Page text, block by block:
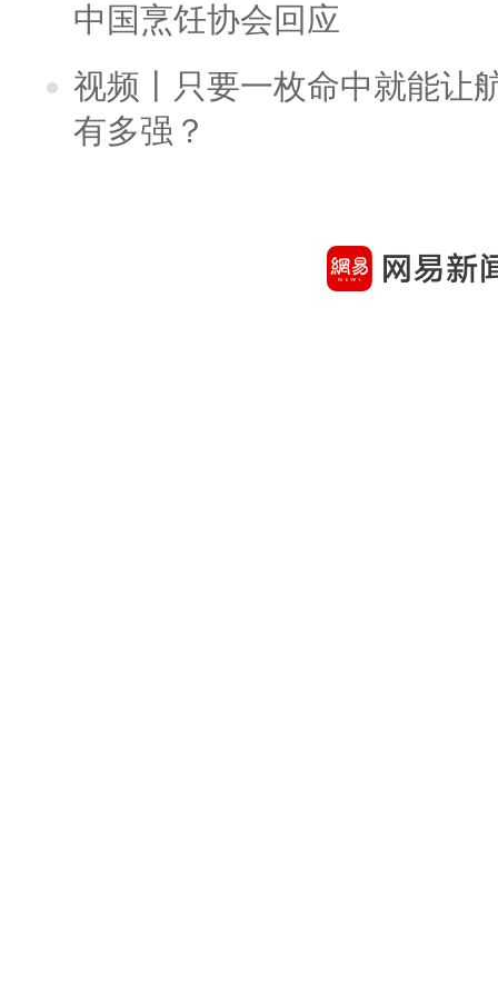
中国烹饪协会回应
视频丨只要一枚命中就能让
有多强？